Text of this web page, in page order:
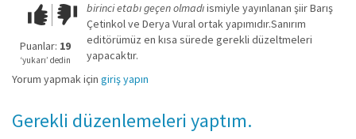
Çok iyi!O
kadar
iyi
değil!
Puanlar: 19
‘yukarı’ dedin
birinci etabı geçen olmadıismiyle yayınlanan şiir Barış
Çetinkol ve Derya Vural ortak yapımıdır.Sanırım
editörümüz en kısa sürede gerekli düzeltmeleri
yapacaktır.
Yorum yapmak için giriş yapın
Gerekli düzenlemeleri yaptım.